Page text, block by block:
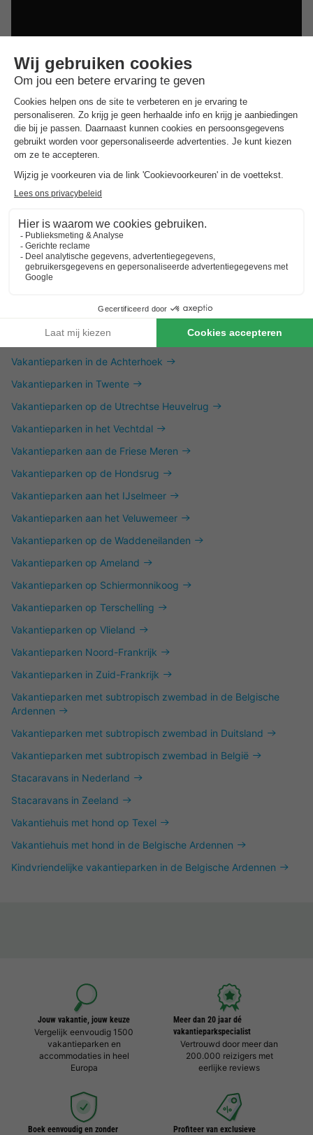
Dit is ook interessant
Vakantieparken in Zuid-Limburg
Vakantieparken in de Achterhoek
Vakantieparken in Twente
Vakantieparken op de Utrechtse Heuvelrug
Vakantieparken in het Vechtdal
Vakantieparken aan de Friese Meren
Vakantieparken op de Hondsrug
Vakantieparken aan het IJselmeer
Vakantieparken aan het Veluwemeer
Vakantieparken op de Waddeneilanden
Vakantieparken op Ameland
Vakantieparken op Schiermonnikoog
Vakantieparken op Terschelling
Vakantieparken op Vlieland
Vakantieparken Noord-Frankrijk
Vakantieparken in Zuid-Frankrijk
Vakantieparken met subtropisch zwembad in de Belgische
Ardennen
Vakantieparken met subtropisch zwembad in Duitsland
Vakantieparken met subtropisch zwembad in België
Stacaravans in Nederland
Stacaravans in Zeeland
Vakantiehuis met hond op Texel
Vakantiehuis met hond in de Belgische Ardennen
Kindvriendelijke vakantieparken in de Belgische Ardennen
Jouw vakantie, jouw keuze
Vergelijk eenvoudig 1500
vakantieparken en
accommodaties in heel
Europa
Meer dan 20 jaar dé
vakantieparkspecialist
Vertrouwd door meer dan
200.000 reizigers met
eerlijke reviews
Boek eenvoudig en zonder
Profiteer van exclusieve